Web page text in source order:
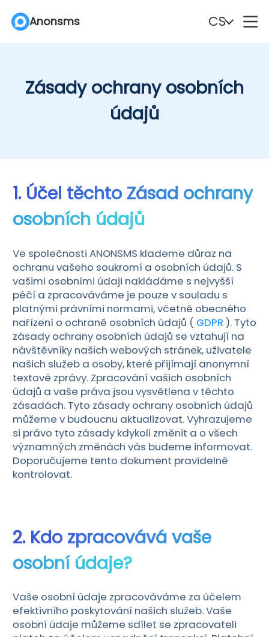
Anonsms CS
Deutsch Português
English (Philippines)
Français Nederlands
Türkçe
Svenska Norsk
Čeština Dansk
Suomi
Zásady ochrany osobních
údajů
1. Účel těchto Zásad ochrany
osobních údajů
Ve společnosti ANONSMS klademe důraz na
ochranu vašeho soukromí a osobních údajů. S
vašimi osobními údaji nakládáme s nejvyšší
péčí a zpracováváme je pouze v souladu s
platnými právními normami, včetně obecného
nařízení o ochraně osobních údajů ( GDPR ). Tyto
zásady ochrany osobních údajů se vztahují na
návštěvníky našich webových stránek, uživatele
našich služeb a osoby, které přijímají anonymní
textové zprávy. Zpracování vašich osobních
údajů a vaše práva jsou vysvětlena v těchto
zásadách. Tyto zásady ochrany osobních údajů
můžeme v budoucnu aktualizovat. Vyhrazujeme
si právo tyto zásady kdykoli změnit a o všech
významných změnách vás budeme informovat.
Doporučujeme tento dokument pravidelně
kontrolovat.
2. Kdo zpracovává vaše
osobní údaje?
Vaše osobní údaje zpracováváme za účelem
efektivního poskytování našich služeb. Vaše
osobní údaje můžeme sdílet se zpracovateli